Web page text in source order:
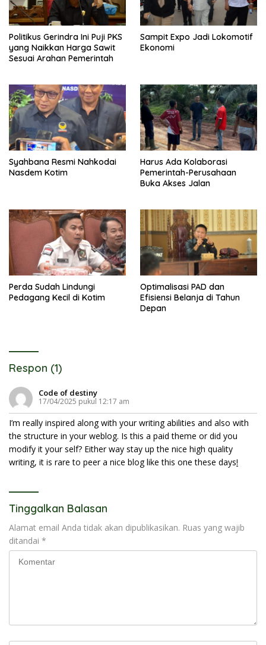
Politikus Gerindra Ini Puji PKS
yang Naikkan Harga Sawit
Sesuai Arahan Pemerintah
Sampit Expo Jadi Lokomotif
Ekonomi
Syahbana Resmi Nahkodai
Nasdem Kotim
Harus Ada Kolaborasi
Pemerintah-Perusahaan
Buka Akses Jalan
Perda Sudah Lindungi
Pedagang Kecil di Kotim
Optimalisasi PAD dan
Efisiensi Belanja di Tahun
Depan
Respon (1)
Code of destiny
17/04/2025 pukul 12:17 am
I’m really inspired along with your writing abilities and also with
the structure in your weblog. Is this a paid theme or did you
modify it your self? Either way stay up the nice high quality
writing, it is rare to peer a nice blog like this one these days!
Tinggalkan Balasan
Alamat email Anda tidak akan dipublikasikan. Ruas yang wajib
ditandai *